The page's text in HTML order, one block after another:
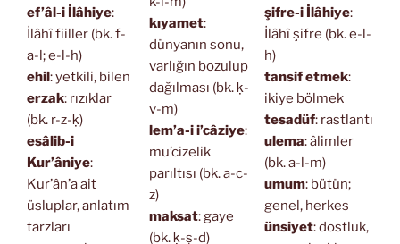
ef’âl-i İlâhiye:
İlâhî fiiller (bk. f-
a-l; e-l-h)
ehil: yetkili, bilen
erzak: rızıklar
(bk. r-z-ḳ)
esâlib-i
Kur’âniye:
Kur’ân’a ait
üsluplar, anlatım
tarzları
kıyamet:
dünyanın sonu,
varlığın bozulup
dağılması (bk. ḳ-
v-m)
lem’a-i i’câziye:
mu’cizelik
parıltısı (bk. a-c-
z)
maksat: gaye
(bk. ḳ-ṣ-d)
şifre-i İlâhiye:
İlâhî şifre (bk. e-l-
h)
tansif etmek:
ikiye bölmek
tesadüf: rastlantı
ulema: âlimler
(bk. a-l-m)
umum: bütün;
genel, herkes
ünsiyet: dostluk,